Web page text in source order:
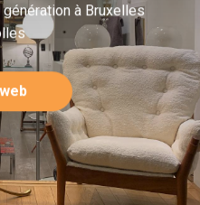
à Bruxelles